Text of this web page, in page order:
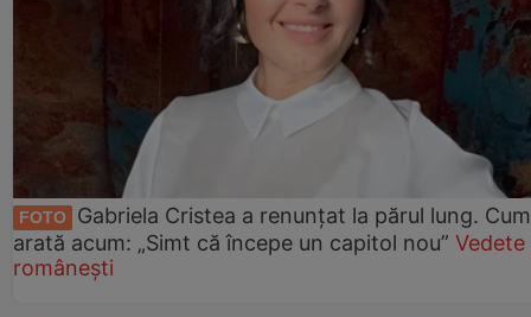
FOTO
Gabriela Cristea a renunțat la părul lung. Cum
arată acum: „Simt că începe un capitol nou” Vedete
românești